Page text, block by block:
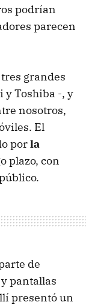
podrían
parecen
grandes
y Toshiba -, y
nosotros,
El
porla
plazo, con
de
pantallas
presentó un